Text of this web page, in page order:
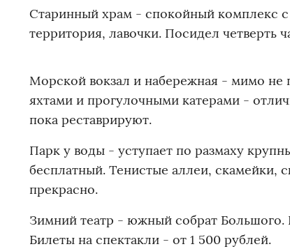
Старинный храм - спокойный комплекс
территория, лавочки. Посидел четверть
Морской вокзал и набережная - мимо не
яхтами и прогулочными катерами -
пока реставрируют.
Парк у воды - уступает по размаху
бесплатный. Тенистые аллеи, скамейки,
прекрасно.
Зимний театр - южный собрат Большого.
Билеты на спектакли - от 1 500 рублей.